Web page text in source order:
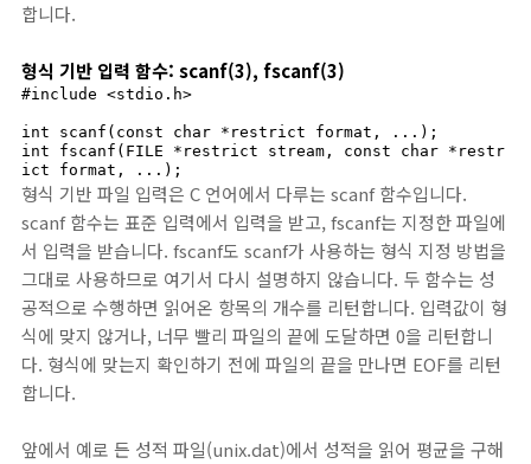
합니다.
형식 기반 입력 함수: scanf(3), fscanf(3)
#include <stdio.h>
int scanf(const char *restrict format, ...);
int fscanf(FILE *restrict stream, const char *restr
ict format, ...);
형식 기반 파일 입력은 C 언어에서 다루는 scanf 함수입니다.
scanf 함수는 표준 입력에서 입력을 받고, fscanf는 지정한 파일에
서 입력을 받습니다. fscanf도 scanf가 사용하는 형식 지정 방법을
그대로 사용하므로 여기서 다시 설명하지 않습니다. 두 함수는 성
공적으로 수행하면 읽어온 항목의 개수를 리턴합니다. 입력값이 형
식에 맞지 않거나, 너무 빨리 파일의 끝에 도달하면 0을 리턴합니
다. 형식에 맞는지 확인하기 전에 파일의 끝을 만나면 EOF를 리턴
합니다.
앞에서 예로 든 성적 파일(unix.dat)에서 성적을 읽어 평균을 구해